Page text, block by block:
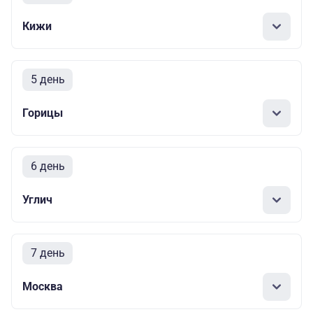
Кижи
5 день
Горицы
6 день
Углич
7 день
Москва